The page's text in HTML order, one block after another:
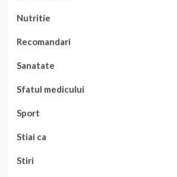
Nutritie
Recomandari
Sanatate
Sfatul medicului
Sport
Stiai ca
Stiri